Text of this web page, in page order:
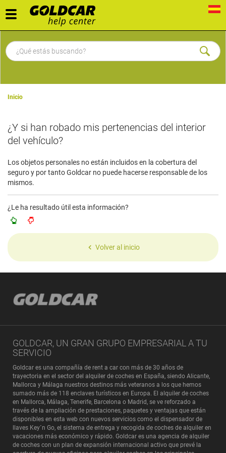
Toggle
navigation
Inicio
¿Y si han robado mis pertenencias del interior
del vehículo?
Los objetos personales no están incluidos en la cobertura del
seguro y por tanto Goldcar no puede hacerse responsable de los
mismos.
¿Le ha resultado útil esta información?
Volver al inicio
GOLDCAR, UN GRAN GRUPO EMPRESARIAL A TU
SERVICIO
Goldcar es una compañía de rent a car con más de 30 años de
trayectoria en el sector del alquiler de coches en España, siendo Alicante,
Mallorca y Málaga nuestros destinos más veteranos a los que hemos
sumado más de 118 enclaves turísticos en Europa. El alquiler de coches
en Mallorca, Málaga, Tenerife, Barcelona o Madrid, se ve reforzado a
través de la ampliación de prestaciones, paquetes y ventajas que están
disponibles en esta web con nuevos servicios como el dispensador de
llaves Key´n Go, el sistema de entrega y recogida de coches de alquiler en
vacaciones más económico y rápido. Goldcar es una agencia de alquiler
de coches con un plan de expansión internacional activo que prevé la